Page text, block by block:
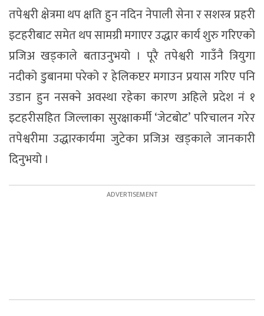
तपेश्वरी क्षेत्रमा थप क्षति हुन नदिन नेपाली सेना र सशस्त्र प्रहरी
इटहरीबाट समेत थप सामग्री मगाएर उद्धार कार्य शुरु गरिएको
प्रजिअ खड्काले बताउनुभयो । पूरै तपेश्वरी गाउँनै त्रियुगा
नदीको डुबानमा परेको र हेलिकप्टर मगाउन प्रयास गरिए पनि
उडान हुन नसक्ने अवस्था रहेका कारण अहिले प्रदेश नं १
इटहरीसहित जिल्लाका सुरक्षाकर्मी ‘जेटबोट’ परिचालन गरेर
तपेश्वरीमा उद्धारकार्यमा जुटेका प्रजिअ खड्काले जानकारी
दिनुभयो ।